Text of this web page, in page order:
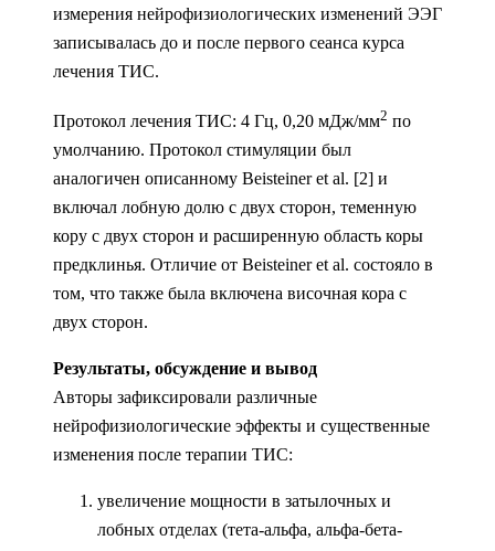
измерения нейрофизиологических изменений ЭЭГ
записывалась до и после первого сеанса курса
лечения ТИС.
Протокол лечения ТИС: 4 Гц, 0,20 мДж/мм2 по
умолчанию. Протокол стимуляции был
аналогичен описанному Beisteiner et al. [2] и
включал лобную долю с двух сторон, теменную
кору с двух сторон и расширенную область коры
предклинья. Отличие от Beisteiner et al. состояло в
том, что также была включена височная кора с
двух сторон.
Результаты, обсуждение и вывод
Авторы зафиксировали различные
нейрофизиологические эффекты и существенные
изменения после терапии ТИС:
увеличение мощности в затылочных и
лобных отделах (тета-альфа, альфа-бета-